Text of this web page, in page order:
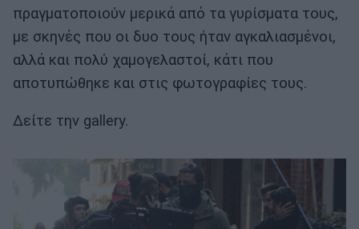
πραγματοποιούν μερικά από τα γυρίσματα τους,
με σκηνές που οι δυο τους ήταν αγκαλιασμένοι,
αλλά και πολύ χαμογελαστοί, κάτι που
αποτυπώθηκε και στις φωτογραφίες τους.
Δείτε την gallery.